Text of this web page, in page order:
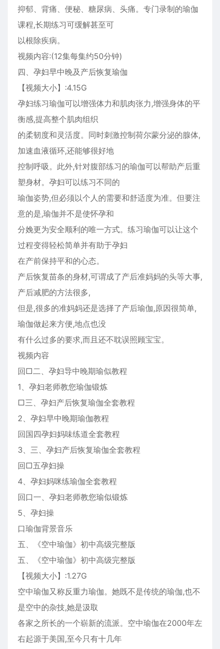
抑郁、背痛、便秘、糖尿病、头痛。专门录制的瑜伽
课程,长期练习可缓解甚至可
以根除疾病。
视频内容:(12集每集约50分钟)
四、孕妇早中晚及产后恢复瑜伽
【视频大小】:4.15G
孕妇练习瑜伽可以增强体力和肌肉张力,增强身体的平
衡感,提高整个肌肉组织
的柔韧度和灵活度。同时刺激控制荷尔蒙分泌的腺体,
加速血液循环,还能够很好地
控制呼吸。此外,针对腹部练习的瑜伽可以帮助产后重
塑身材。孕妇可以练习不同的
瑜伽姿势,但必须以个人的需要和舒适度为准。但要注
意的是,瑜伽并不是使怀孕和
分娩更为安全顺利的唯一方式。练习瑜伽可以让这个
过程变得轻松简单并有助于孕妇
在产前保持平和的心态。
产后恢复苗条的身材,可谓成了产后准妈妈的头等大事,
产后减肥的方法很多,
但是,很多的准妈妈还是选择了产后瑜伽,原因很简单,
瑜伽做起来方便,地点也没
有什么过多的要求,而且还不耽误照顾宝宝。
视频内容
回□二、孕妇导中晚期瑜似教程
1、孕妇老师教您瑜伽锻炼
□三、孕妇产后恢复瑜伽全套教程
2、孕妇早中晚期瑜伽教程
回国四孕妇妈味练道全套教程
3、三、孕妇产后恢复瑜伽全套教程
回□五孕妇操
4、孕妇妈咪练瑜伽全套教程
回口一、孕妇老师教您瑜似锻炼
5、孕妇操
口瑜伽背景音乐
五、《空中瑜伽》初中高级完整版
五、《空中瑜伽》初中高级完整版
【视频大小】:1.27G
空中瑜伽又称反重力瑜伽。她既不是传统的瑜伽,也不
是空中的杂技,她是汲取
各家之所长的一个崭新的流派。空中瑜伽在2000年左
右起源于美国,至今只有十几年